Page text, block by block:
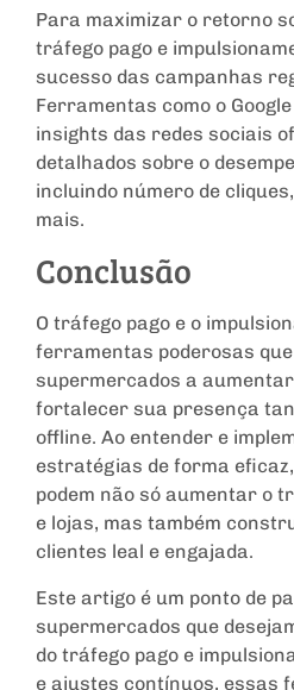
Para maximizar o retorno
tráfego pago e
sucesso das campanhas
Ferramentas como o
insights das redes sociais
detalhados sobre o
incluindo número de
mais.
Conclusão
O tráfego pago e o
ferramentas poderosas
supermercados a
fortalecer sua presença
offline. Ao entender e
estratégias de forma
podem não só aumentar o
e lojas, mas também
clientes leal e engajada.
Este artigo é um ponto de
supermercados que
do tráfego pago e
e ajustes contínuos, essas